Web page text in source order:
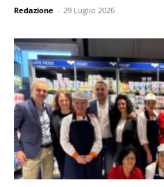
Redazione - 29 Luglio 2026